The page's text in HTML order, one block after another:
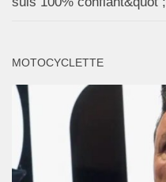
MOTOCYCLETTE